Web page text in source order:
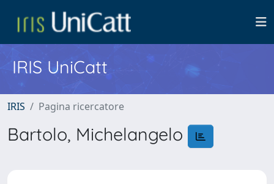
IRIS UniCatt
IRIS Pagina ricercatore
Bartolo, Michelangelo